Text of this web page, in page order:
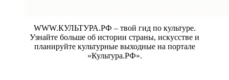
WWW.КУЛЬТУРА.РФ – твой гид по культуре.
Узнайте больше об истории страны, искусстве и
планируйте культурные выходные на портале
«Культура.РФ».